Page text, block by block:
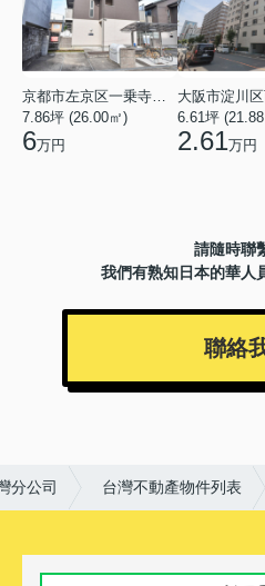
7.86坪 (26.00㎡)
6万円
6.61坪
2.61万円
請隨時聯
我們有熟知日本的華人
聯絡
分公司 台灣不動產物件列表